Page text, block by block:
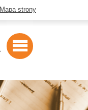
Mapa strony
Szukaj